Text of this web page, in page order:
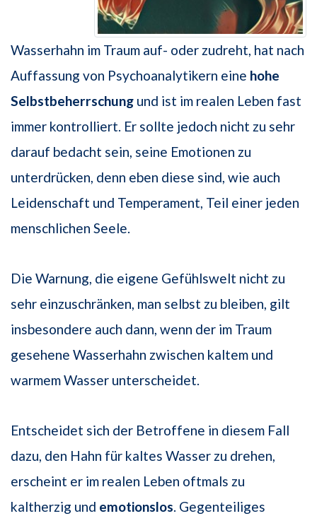
Wasserhahn im Traum auf- oder zudreht, hat nach
Auffassung von Psychoanalytikern eine hohe
Selbstbeherrschung und ist im realen Leben fast
immer kontrolliert. Er sollte jedoch nicht zu sehr
darauf bedacht sein, seine Emotionen zu
unterdrücken, denn eben diese sind, wie auch
Leidenschaft und Temperament, Teil einer jeden
menschlichen Seele.
Die Warnung, die eigene Gefühlswelt nicht zu
sehr einzuschränken, man selbst zu bleiben, gilt
insbesondere auch dann, wenn der im Traum
gesehene Wasserhahn zwischen kaltem und
warmem Wasser unterscheidet.
Entscheidet sich der Betroffene in diesem Fall
dazu, den Hahn für kaltes Wasser zu drehen,
erscheint er im realen Leben oftmals zu
kaltherzig und emotionslos. Gegenteiliges